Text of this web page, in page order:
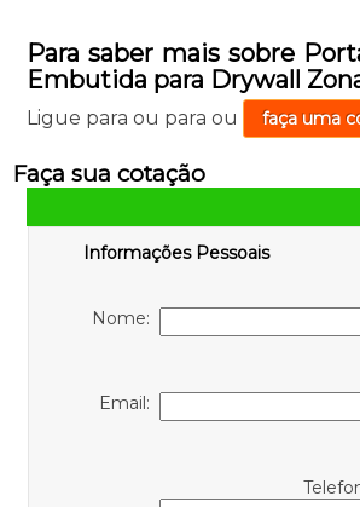
Para saber mais sobre
Embutida para Drywall
Ligue para ou para ou faça uma
Faça sua cotação
Informações Pessoais
Nome:
Email: